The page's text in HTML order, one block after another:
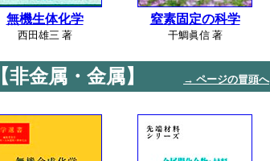
無機生体化学
西田雄三 著
窒素固定の科学
干鯛眞信 著
【非金属・金属】 → ページの冒頭へ